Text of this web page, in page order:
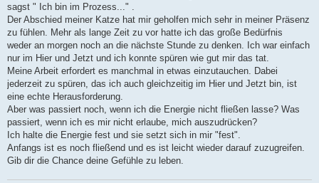
sagst " Ich bin im Prozess..." .
Der Abschied meiner Katze hat mir geholfen mich sehr in meiner Präsenz
zu fühlen. Mehr als lange Zeit zu vor hatte ich das große Bedürfnis
weder an morgen noch an die nächste Stunde zu denken. Ich war einfach
nur im Hier und Jetzt und ich konnte spüren wie gut mir das tat.
Meine Arbeit erfordert es manchmal in etwas einzutauchen. Dabei
jederzeit zu spüren, das ich auch gleichzeitig im Hier und Jetzt bin, ist
eine echte Herausforderung.
Aber was passiert noch, wenn ich die Energie nicht fließen lasse? Was
passiert, wenn ich es mir nicht erlaube, mich auszudrücken?
Ich halte die Energie fest und sie setzt sich in mir "fest".
Anfangs ist es noch fließend und es ist leicht wieder darauf zuzugreifen.
Gib dir die Chance deine Gefühle zu leben.